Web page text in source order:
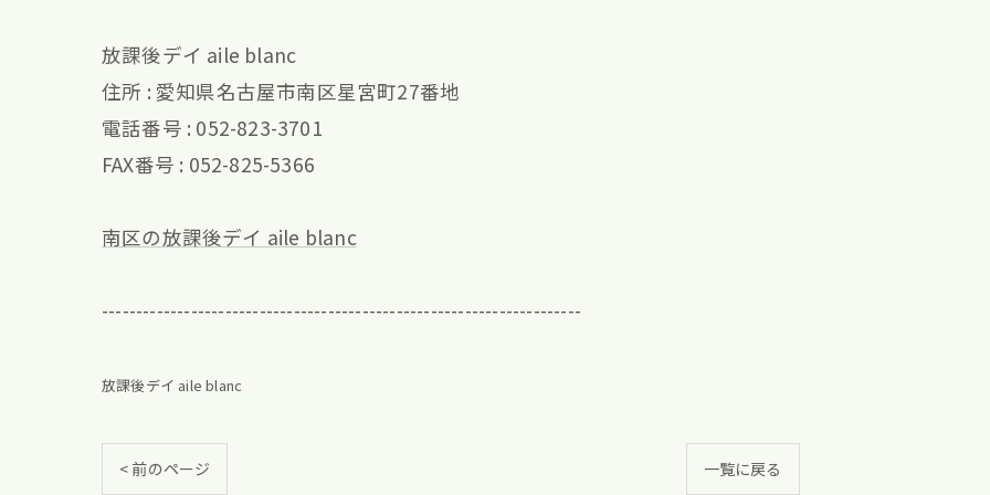
放課後デイ aile blanc
住所 : 愛知県名古屋市南区星宮町27番地
電話番号 : 052-823-3701
FAX番号 : 052-825-5366
南区の放課後デイ aile blanc
----------------------------------------------------------------------
放課後デイ aile blanc
< 前のページ 一覧に戻る